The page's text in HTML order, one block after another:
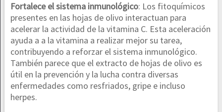
Fortalece el sistema inmunológico: Los fitoquímicos
presentes en las hojas de olivo interactuan para
acelerar la actividad de la vitamina C. Esta aceleración
ayuda a a la vitamina a realizar mejor su tarea,
contribuyendo a reforzar el sistema inmunológico.
También parece que el extracto de hojas de olivo es
útil en la prevención y la lucha contra diversas
enfermedades como resfriados, gripe e incluso
herpes.